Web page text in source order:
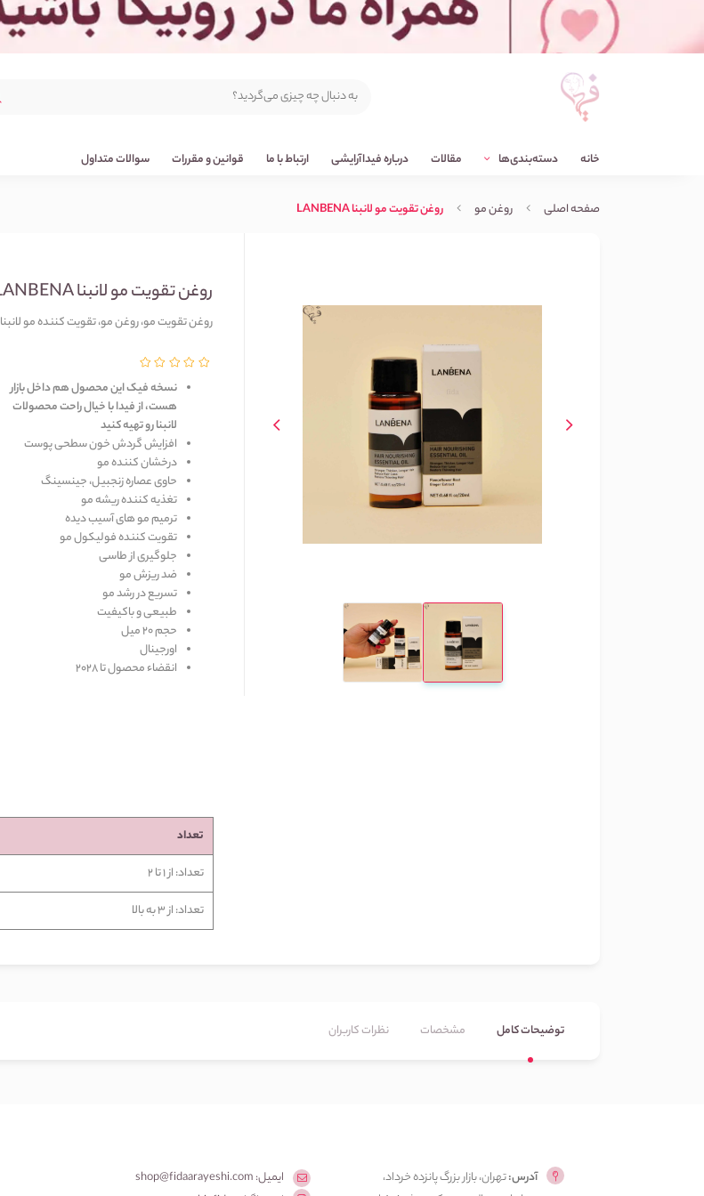
خانه دسته‌بندی‌ها مقالات درباره فیداآرایشی ارتباط با ما قوانین و مقررات سوالات متداول
صفحه اصلی روغن مو روغن تقویت مو لانبنا LANBENA
روغن تقویت مو لانبنا LANBENA
روغن تقویت مو، روغن مو، تقویت کننده مو لانبنا
نسخه فیک این محصول هم داخل بازار
لانبنا رو تهیه کنید
افزایش گردش خون سطحی پوست
درخشان کننده مو
حاوی عصاره زنجبیل، جینسینگ
تغذیه کننده ریشه مو
ترمیم مو های آسیب دیده
تقویت کننده فولیکول مو
جلوگیری از طاسی
ضد ریزش مو
تسریع در رشد مو
طبیعی و باکیفیت
حجم 20 میل
اورجینال
انقضاء محصول تا 2028
تعداد
تعداد: از 1 تا 2
تعداد: از 3 به بالا
توضیحات کامل مشخصات نظرات کاربران
آدرس:تهران، بازار بزرگ پانزده خرداد،
ایمیل: shop@fidaarayeshi.com